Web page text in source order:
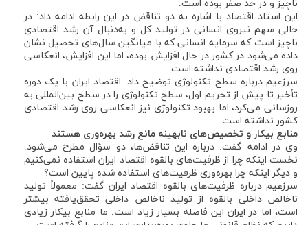
ناچیز و در حد صفر بوده است.
این استاد اقتصاد با اشاره به دو تناقض در این رابطه ادامه داد: در
حالی سهم نیروی انسانی در تولید کل و به‌دنبال آن رشد اقتصادی
ناچیز است که سرمایه انسانی که با میانگین سال‌های تحصیل نشان
داده می‌شود در کشور در حال افزایش بوده، اما این افزایش، انعکاسی
روی رشد اقتصادی نداشته است.
سرزعیم درباره سطح تکنولوژی توضیح داد: اقتصاد ایران با یک دوره
تأخیر تا پیش از تحریم اول، سطح تکنولوژی را در سطح بین‌المللی به
روزسانی می‌کرد، اما بهبود تکنولوژی نیز انعکاسی روی رشد اقتصادی
کشور نداشته است.
منابع بیکار و تخصیص‌های نابهینه مانع رشد بهره‌وری هستند
وی در ادامه گفت: درباره این تناقض‌ها، دو سؤال مطرح می‌شود.
نخست اینکه چرا از ظرفیت‌های بالقوه اقتصاد ایران استفاده نمی‌کنیم
و دیگر اینکه چرا بهره‌وری ظرفیت‌های استفاده شده پایین است؟
سرزعیم درباره ظرفیت‌های بالقوه اقتصاد ایران گفت: معمولاً تولید
ناخالص داخلی بالقوه از تولید ناخالص داخلی تحقق‌یافته بیشتر
است، اما در ایران این فاصله بسیار زیاد است. ما منابع بیکار زیادی